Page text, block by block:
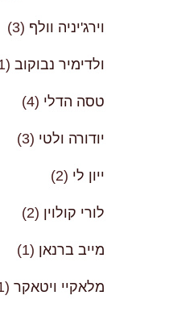
וירג'יניה וולף (3)
ולדימיר נבוקוב (1)
טסה הדלי (4)
יודורה ולטי (3)
ייון לי (2)
לורי קולוין (2)
מייב ברנאן (1)
מלאקיי ויטאקר (1)